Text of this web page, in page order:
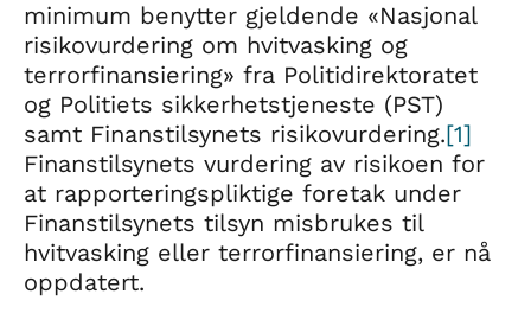
minimum benytter gjeldende «Nasjonal
risikovurdering om hvitvasking og
terrorfinansiering» fra Politidirektoratet
og Politiets sikkerhetstjeneste (PST)
samt Finanstilsynets risikovurdering.[1]
Finanstilsynets vurdering av risikoen for
at rapporteringspliktige foretak under
Finanstilsynets tilsyn misbrukes til
hvitvasking eller terrorfinansiering, er nå
oppdatert.